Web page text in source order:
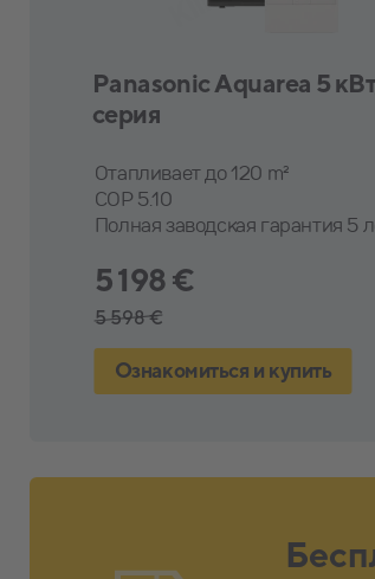
Panasonic Aquarea 5
серия
Отапливает до 120 m²
COP 5.10
Полная заводская гарантия 5
5 198 €
5 598 €
Ознакомиться и купить
Alpha Innotec WZS
kW -
Отапливает до 230 m²
SCOP 5.29
Полная заводская гарантия
8 698 €
9 498 €
Ознакомиться и купить